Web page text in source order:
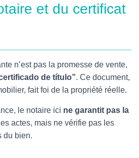
et du certificat
n’est pas la promesse de vente,
de título”. Ce document,
fait foi de la propriété réelle.
le notaire ici ne garantit pas la
actes, mais ne vérifie pas les
du bien.